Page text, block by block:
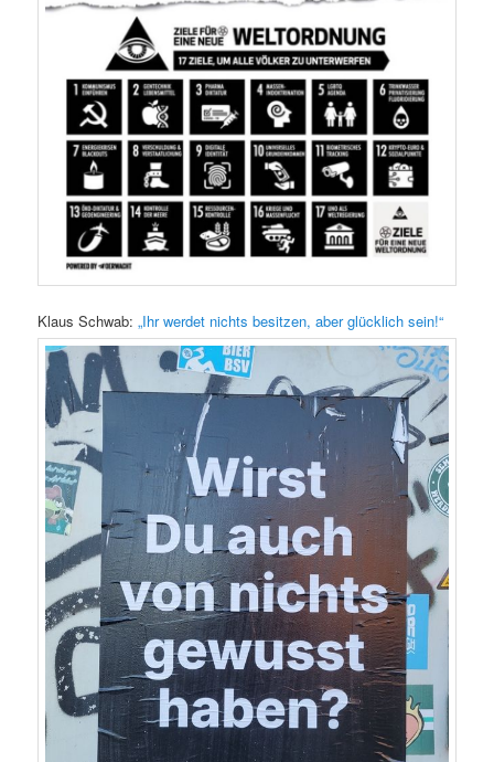
Klaus Schwab:„Ihr werdet nichts besitzen, aber glücklich sein!“